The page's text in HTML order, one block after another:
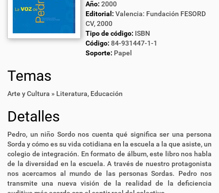
Año: 2000
Editorial: Valencia: Fundación FESORD
CV, 2000
Tipo de código: ISBN
Código: 84-931447-1-1
Soporte: Papel
Temas
Arte y Cultura » Literatura, Educación
Detalles
Pedro, un niño Sordo nos cuenta qué significa ser una persona
Sorda y cómo es su vida cotidiana en la escuela a la que asiste, un
colegio de integración. En formato de álbum, este libro nos habla
de la diversidad en la escuela. A través de nuestro protagonista
nos acercamos al mundo de las personas Sordas. Pedro nos
transmite una nueva visión de la realidad de la deficiencia